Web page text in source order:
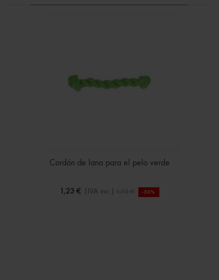
Cordón de lana para el pelo verde
1,23 € (IVA inc.) 1,75 € -30%